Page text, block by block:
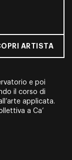
ARTISTA
e poi
il corso di
applicata.
a Ca’